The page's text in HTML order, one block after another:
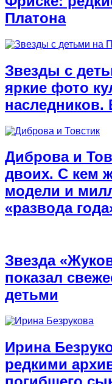
Платона
Звезды с
яркие фото
Диброва и
двоих. С кем
модели и
«развода
Звезда
показал
детьми
Ирина
редкими